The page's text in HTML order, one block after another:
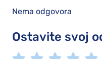
Nema odgovora
Ostavite svoj